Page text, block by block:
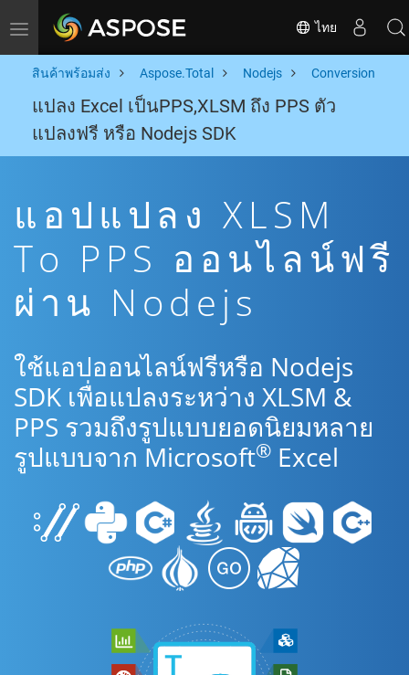
Toggle navigation ไทย
สินค้าพร้อมส่ง Aspose.Total Nodejs Conversion
แปลง Excel เป็นPPS,XLSM ถึง PPS ตัว
แปลงฟรี หรือ Nodejs SDK
แอปแปลง XLSM
To PPS ออนไลน์ฟรี
ผ่าน Nodejs
ใช้แอปออนไลน์ฟรีหรือ Nodejs
SDK เพื่อแปลงระหว่าง XLSM &
PPS รวมถึงรูปแบบยอดนิยมหลาย
รูปแบบจาก Microsoft® Excel